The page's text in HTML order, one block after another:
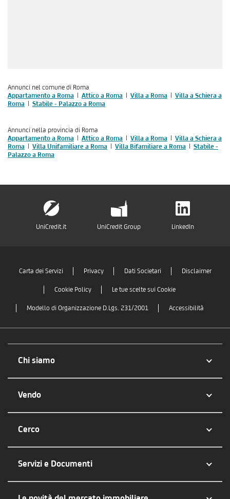
Annunci nel comune di Roma
Appartamento a Roma
Attico a Roma Villa a Roma
Villa a Schiera a
Roma
Stabile - Palazzo a Roma
Annunci nella provincia di Roma
Appartamento a Roma
Attico a Roma Villa a Roma
Villa a Schiera a
Roma
Villa Unifamiliare a Roma Villa Bifamiliare a Roma
Stabile -
Palazzo a Roma
UniCredit.it UniCredit Group LinkedIn
Carta dei Servizi Privacy Dati Societari Disclaimer
Cookie Policy Le tue scelte sui Cookie
Modello di Organizzazione D.Lgs. 231/2001 Accessibilità
Chi siamo
Vendo
Cerco
Servizi e Documenti